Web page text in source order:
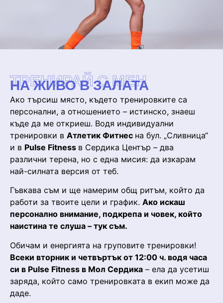
ТРЕНИРАЙ С МЕН
НА ЖИВО В ЗАЛАТА
Ако търсиш място, където тренировките са
персонални, а отношението – истинско, знаеш
къде да ме откриеш. Водя индивидуални
тренировки в Атлетик Фитнес на бул. „Сливница“
и в Pulse Fitness в Сердика Център – два
различни терена, но с една мисия: да изкарам
най-силната версия от теб.
Гъвкава съм и ще намерим общ ритъм, който да
работи за твоите цели и график. Ако искаш
персонално внимание, подкрепа и човек, който
наистина те слуша – тук съм.
Обичам и енергията на груповите тренировки!
Всеки вторник и четвъртък от 12:00 ч. водя часа
си в Pulse Fitness в Мол Сердика – ела да усетиш
заряда, който само тренировката в екип може да
даде.